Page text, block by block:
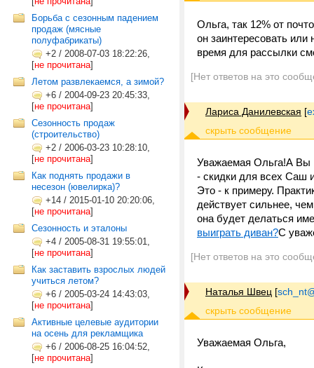
Борьба с сезонным падением
продаж (мясные
полуфабрикаты)
+2 / 2008-07-03 18:22:26,
[не прочитана]
Летом развлекаемся, а зимой?
+6 / 2004-09-23 20:45:33,
[не прочитана]
Сезонность продаж
(строительство)
+2 / 2006-03-23 10:28:10,
[не прочитана]
Как поднять продажи в
несезон (ювелирка)?
+14 / 2015-01-10 20:20:06,
[не прочитана]
Сезонность и эталоны
+4 / 2005-08-31 19:55:01,
[не прочитана]
Как заставить взрослых людей
учиться летом?
+6 / 2005-03-24 14:43:03,
[не прочитана]
Активные целевые аудитории
на осень для рекламщика
+6 / 2006-08-25 16:04:52,
[не прочитана]
Ольга, так 12% от
он заинтересовать
время для рассылки
[Нет ответов на это
Лариса Данилевская [
Уважаемая Ольга!А Вы
- скидки для всех Саш
Это - к примеру.
действует сильнее,
она будет делаться
выиграть диван?С
[Нет ответов на это
Наталья Швец [
Уважаемая Ольга,